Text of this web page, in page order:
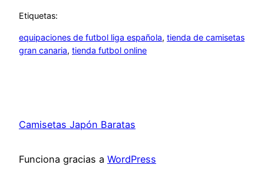
Etiquetas:
equipaciones de futbol liga española, tienda de camisetas
gran canaria, tienda futbol online
Camisetas Japón Baratas
Funciona gracias a WordPress